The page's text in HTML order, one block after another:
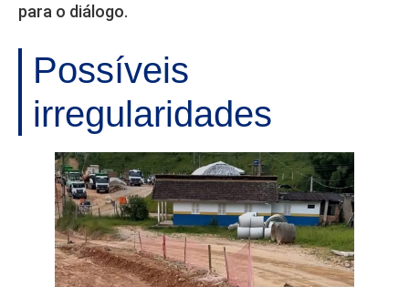
para o diálogo.
Possíveis
irregularidades